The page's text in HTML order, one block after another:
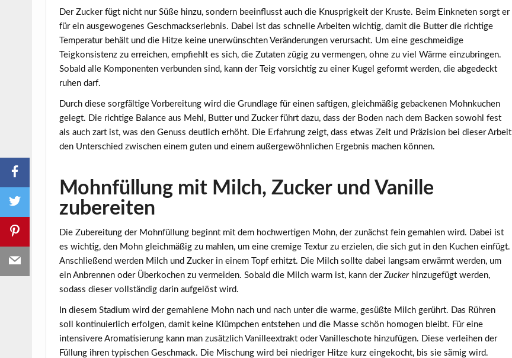
Der Zucker fügt nicht nur Süße hinzu, sondern beeinflusst auch die Knusprigkeit der Kruste. Beim Einkneten sorgt er
für ein ausgewogenes Geschmackserlebnis. Dabei ist das schnelle Arbeiten wichtig, damit die Butter die richtige
Temperatur behält und die Hitze keine unerwünschten Veränderungen verursacht. Um eine geschmeidige
Teigkonsistenz zu erreichen, empfiehlt es sich, die Zutaten zügig zu vermengen, ohne zu viel Wärme einzubringen.
Sobald alle Komponenten verbunden sind, kann der Teig vorsichtig zu einer Kugel geformt werden, die abgedeckt
ruhen darf.
Durch diese sorgfältige Vorbereitung wird die Grundlage für einen saftigen, gleichmäßig gebackenen Mohnkuchen
gelegt. Die richtige Balance aus Mehl, Butter und Zucker führt dazu, dass der Boden nach dem Backen sowohl fest
als auch zart ist, was den Genuss deutlich erhöht. Die Erfahrung zeigt, dass etwas Zeit und Präzision bei dieser Arbeit
den Unterschied zwischen einem guten und einem außergewöhnlichen Ergebnis machen können.
Mohnfüllung mit Milch, Zucker und Vanille
zubereiten
Die Zubereitung der Mohnfüllung beginnt mit dem hochwertigen Mohn, der zunächst fein gemahlen wird. Dabei ist
es wichtig, den Mohn gleichmäßig zu mahlen, um eine cremige Textur zu erzielen, die sich gut in den Kuchen einfügt.
Anschließend werden Milch und Zucker in einem Topf erhitzt. Die Milch sollte dabei langsam erwärmt werden, um
ein Anbrennen oder Überkochen zu vermeiden. Sobald die Milch warm ist, kann derZuckerhinzugefügt werden,
sodass dieser vollständig darin aufgelöst wird.
In diesem Stadium wird der gemahlene Mohn nach und nach unter die warme, gesüßte Milch gerührt. Das Rühren
soll kontinuierlich erfolgen, damit keine Klümpchen entstehen und die Masse schön homogen bleibt. Für eine
intensivere Aromatisierung kann man zusätzlich Vanilleextrakt oder Vanilleschote hinzufügen. Diese verleihen der
Füllung ihren typischen Geschmack. Die Mischung wird bei niedriger Hitze kurz eingekocht, bis sie sämig wird.